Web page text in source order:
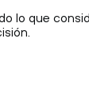
lo que